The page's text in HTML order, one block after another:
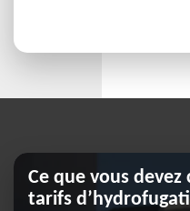
Ce que vous
tarifs